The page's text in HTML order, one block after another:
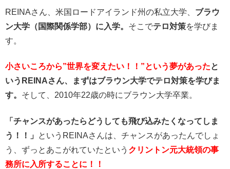
REINAさん、米国ロードアイランド州の私立大学、 ブラウ
ン大学（国際関係学部）に入学。 そこでテロ対策を学びま
す。
小さいころから”世界を変えたい！！”という夢があったと
いうREINAさん、まずはブラウン大学でテロ対策を学びま
す。 そして、2010年22歳の時にブラウン大学卒業。
「チャンスがあったらどうしても飛び込みたくなってしま
う！！」
というREINAさんは、チャンスがあったんでしょ
う、ずっとあこがれていたという クリントン元大統領の事
務所に入所することに！！